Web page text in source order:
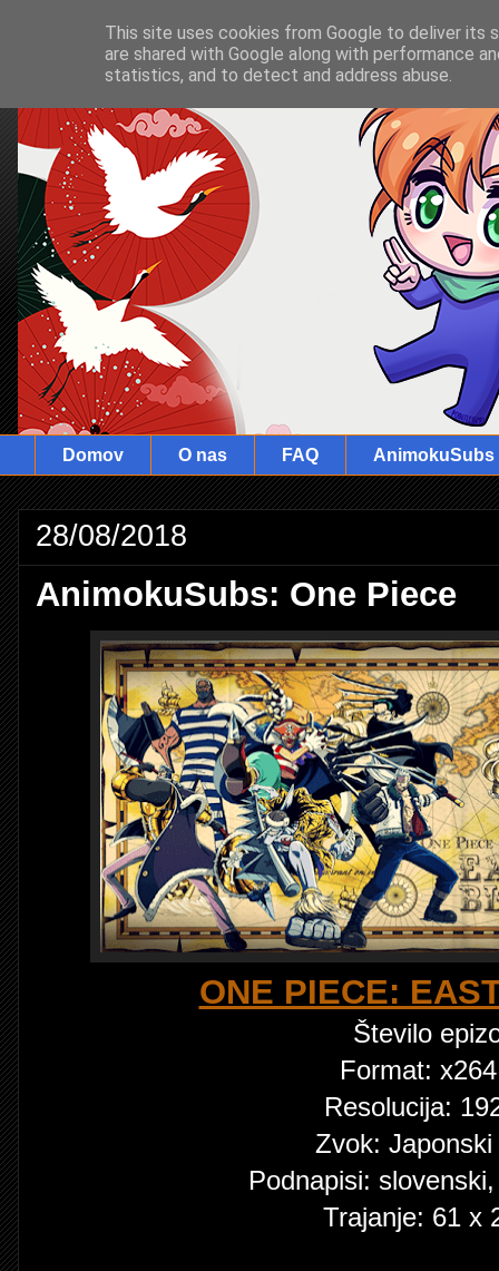
Domov O nas FAQ AnimokuSubs
28/08/2018
AnimokuSubs: One Piece
ONE PIECE:
Število
Format:
Resolucija:
Zvok:
Podnapisi:
Trajanje: 61 x
This site uses cookies from Google to deliver its
are shared with Google along with performance
statistics, and to detect and address abuse.